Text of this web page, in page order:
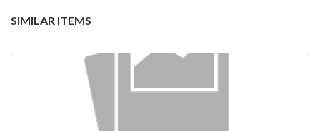
SIMILAR ITEMS